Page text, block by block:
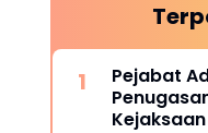
Pejabat